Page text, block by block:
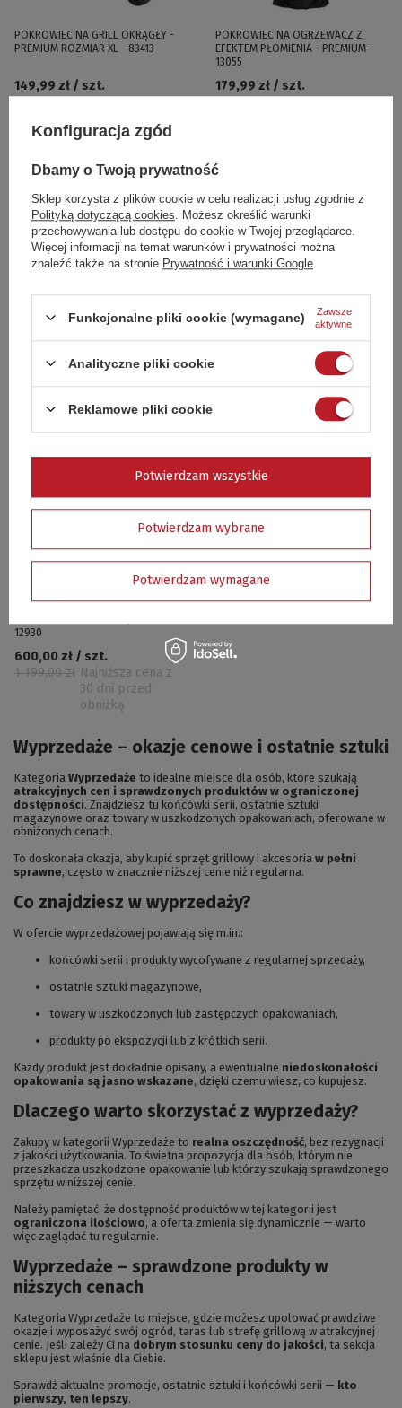
POKROWIEC NA GRILL OKRĄGŁY -
PREMIUM ROZMIAR XL - 83413
149,99 zł / szt.
POKROWIEC NA OGRZEWACZ Z
EFEKTEM PŁOMIENIA - PREMIUM -
13055
179,99 zł / szt.
GASTRONOMICZNYCH - 12575
249,99 zł
Najniższa cena z 30
dni przed obniżką
GASTRONOMICZNY 10 kW - 12475
Najniższa cena z 30
dni przed obniżką
PROFESJONALNY OPIEKACZ
12930
1 199,00 zł Najniższa cena z
30 dni przed
obniżką
600,00 zł / szt.
Wyprzedaże – okazje cenowe i ostatnie sztuki
Kategoria Wyprzedaże to idealne miejsce dla osób, które szukają
atrakcyjnych cen i sprawdzonych produktów w ograniczonej
dostępności. Znajdziesz tu końcówki serii, ostatnie sztuki
magazynowe oraz towary w uszkodzonych opakowaniach, oferowane w
obniżonych cenach.
To doskonała okazja, aby kupić sprzęt grillowy i akcesoria w pełni
sprawne, często w znacznie niższej cenie niż regularna.
Co znajdziesz w wyprzedaży?
W ofercie wyprzedażowej pojawiają się m.in.:
końcówki serii i produkty wycofywane z regularnej sprzedaży,
ostatnie sztuki magazynowe,
towary w uszkodzonych lub zastępczych opakowaniach,
produkty po ekspozycji lub z krótkich serii.
Każdy produkt jest dokładnie opisany, a ewentualne niedoskonałości
opakowania są jasno wskazane, dzięki czemu wiesz, co kupujesz.
Dlaczego warto skorzystać z wyprzedaży?
Zakupy w kategorii Wyprzedaże to realna oszczędność, bez rezygnacji
z jakości użytkowania. To świetna propozycja dla osób, którym nie
przeszkadza uszkodzone opakowanie lub którzy szukają sprawdzonego
sprzętu w niższej cenie.
Należy pamiętać, że dostępność produktów w tej kategorii jest
ograniczona ilościowo, a oferta zmienia się dynamicznie — warto
więc zaglądać tu regularnie.
Wyprzedaże – sprawdzone produkty w
niższych cenach
Kategoria Wyprzedaże to miejsce, gdzie możesz upolować prawdziwe
okazje i wyposażyć swój ogród, taras lub strefę grillową w atrakcyjnej
cenie. Jeśli zależy Ci na dobrym stosunku ceny do jakości, ta sekcja
sklepu jest właśnie dla Ciebie.
Sprawdź aktualne promocje, ostatnie sztuki i końcówki serii — kto
pierwszy, ten lepszy.
Konfiguracja zgód
Dbamy o Twoją prywatność
Sklep korzysta z plików cookie w celu realizacji usług zgodnie z
Polityką dotyczącą cookies . Możesz określić warunki
przechowywania lub dostępu do cookie w Twojej przeglądarce.
Więcej informacji na temat warunków i prywatności można
znaleźć także na stronie Prywatność i warunki Google
Funkcjonalne pliki cookie (wymagane)
Zawsze
aktywne
Analityczne pliki cookie
Reklamowe pliki cookie
Potwierdzam wybrane
Potwierdzam wymagane
Potwierdzam wszystkie